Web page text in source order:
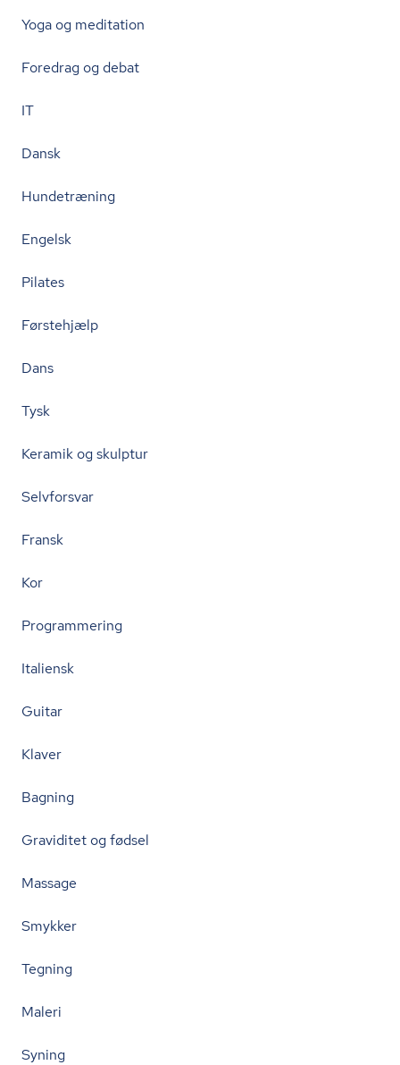
Yoga og meditation
Foredrag og debat
IT
Dansk
Hundetræning
Engelsk
Pilates
Førstehjælp
Dans
Tysk
Keramik og skulptur
Selvforsvar
Fransk
Kor
Programmering
Italiensk
Guitar
Klaver
Bagning
Graviditet og fødsel
Massage
Smykker
Tegning
Maleri
Syning